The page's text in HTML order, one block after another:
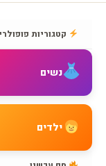
צור קשר
שאלות נפוצות
מדיניות משלוחים
מדיניות החזרות
מדיניות פרטיות
קטגוריות
נשים
ילדים